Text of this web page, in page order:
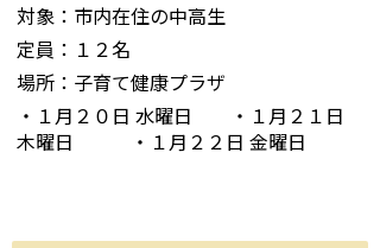
対象：市内在住の中高生
定員：１２名
場所：子育て健康プラザ
・１月２０日 水曜日 ・１月２１日
木曜日 ・１月２２日 金曜日